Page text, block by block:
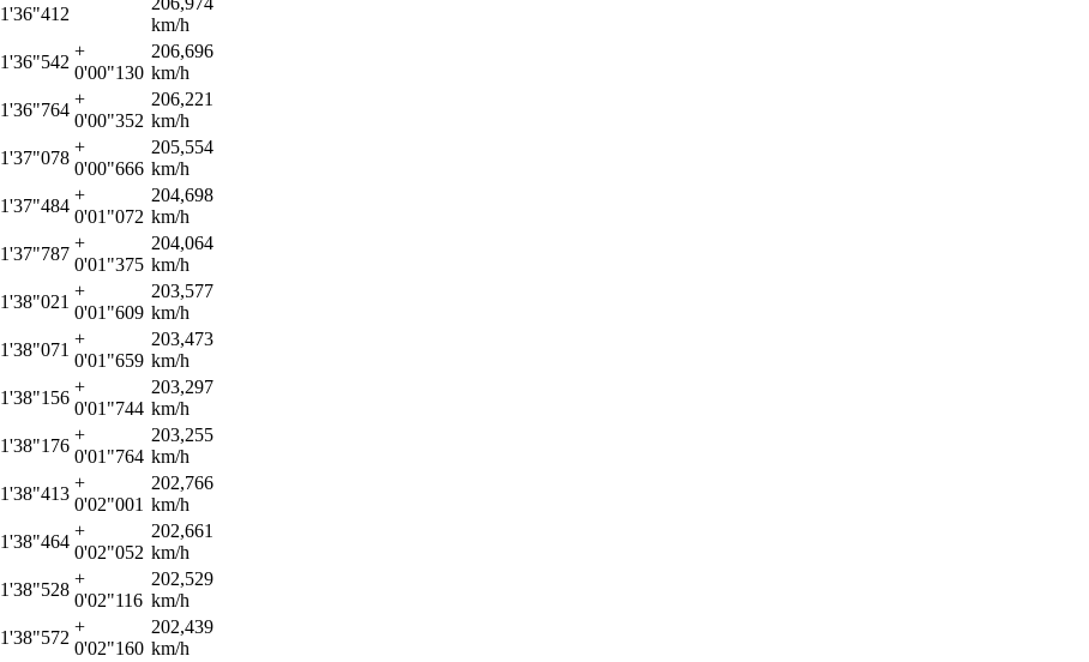
1'36"412
km/h
1'36"542
+
0'00"130
206,696
km/h
1'36"764
+
0'00"352
206,221
km/h
1'37"078
+
0'00"666
205,554
km/h
1'37"484
+
0'01"072
204,698
km/h
1'37"787
+
0'01"375
204,064
km/h
1'38"021
+
0'01"609
203,577
km/h
1'38"071
+
0'01"659
203,473
km/h
1'38"156
+
0'01"744
203,297
km/h
1'38"176
+
0'01"764
203,255
km/h
1'38"413
+
0'02"001
202,766
km/h
1'38"464
+
0'02"052
202,661
km/h
1'38"528
+
0'02"116
202,529
km/h
1'38"572
+
0'02"160
202,439
km/h